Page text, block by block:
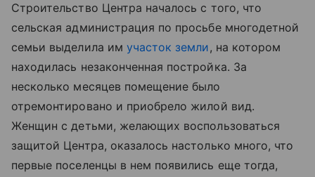
Строительство Центра началось с того, что
сельская администрация по просьбе многодетной
семьи выделила им участок земли, на котором
находилась незаконченная постройка. За
несколько месяцев помещение было
отремонтировано и приобрело жилой вид.
Женщин с детьми, желающих воспользоваться
защитой Центра, оказалось настолько много, что
первые поселенцы в нем появились еще тогда,